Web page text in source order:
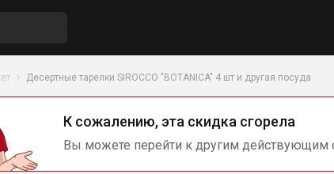
Десертные тарелки SIROCCO "BOTANICA" 4 шт и другая посуда
К сожалению, эта скидка сгорела
Вы можете перейти к другим действующим